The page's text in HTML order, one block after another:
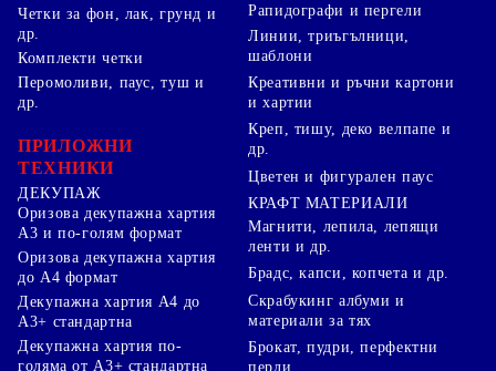
Четки за фон, лак, грунд и
др.
Комплекти четки
Рапидографи и пергели
Линии, триъгълници,
шаблони
Перомоливи, паус, туш и
др.
ПРИЛОЖНИ
ТЕХНИКИ
ДЕКУПАЖ
Оризова декупажна хартия
А3 и по-голям формат
Оризова декупажна хартия
до А4 формат
Декупажна хартия А4 до
А3+ стандартна
Декупажна хартия по-
голяма от А3+ стандартна
Креативни и ръчни картони
и хартии
Креп, тишу, деко велпапе и
др.
Цветен и фигурален паус
КРАФТ МАТЕРИАЛИ
Магнити, лепила, лепящи
ленти и др.
Брадс, капси, копчета и др.
Скрабукинг албуми и
материали за тях
Брокат, пудри, перфектни
перли